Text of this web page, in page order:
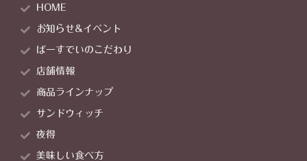
HOME
お知らせ&イベント
ばーすでいのこだわり
店舗情報
商品ラインナップ
サンドウィッチ
夜得
美味しい食べ方